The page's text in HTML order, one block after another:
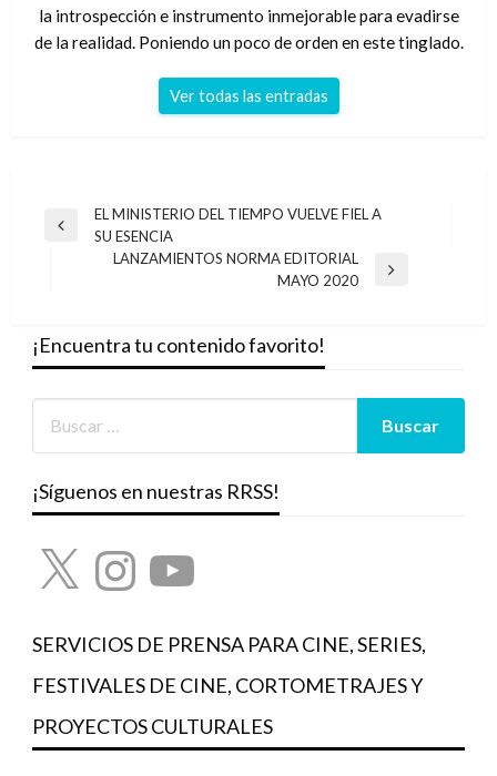
la introspección e instrumento inmejorable para evadirse
de la realidad. Poniendo un poco de orden en este tinglado.
Ver todas las entradas
Navegación
Entrada
EL MINISTERIO DEL TIEMPO VUELVE FIEL A
SU ESENCIA
LANZAMIENTOS NORMA EDITORIAL
MAYO 2020
¡Encuentra tu contenido favorito!
¡Síguenos en nuestras RRSS!
X InstagramYouTube
SERVICIOS DE PRENSA PARA CINE, SERIES,
FESTIVALES DE CINE, CORTOMETRAJES Y
PROYECTOS CULTURALES